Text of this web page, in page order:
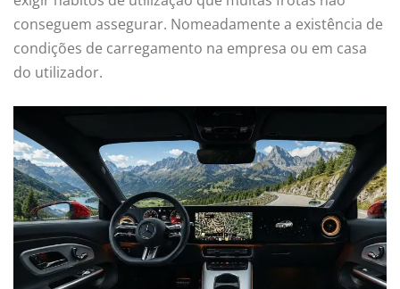
conseguem assegurar. Nomeadamente a existência de
condições de carregamento na empresa ou em casa
do utilizador.